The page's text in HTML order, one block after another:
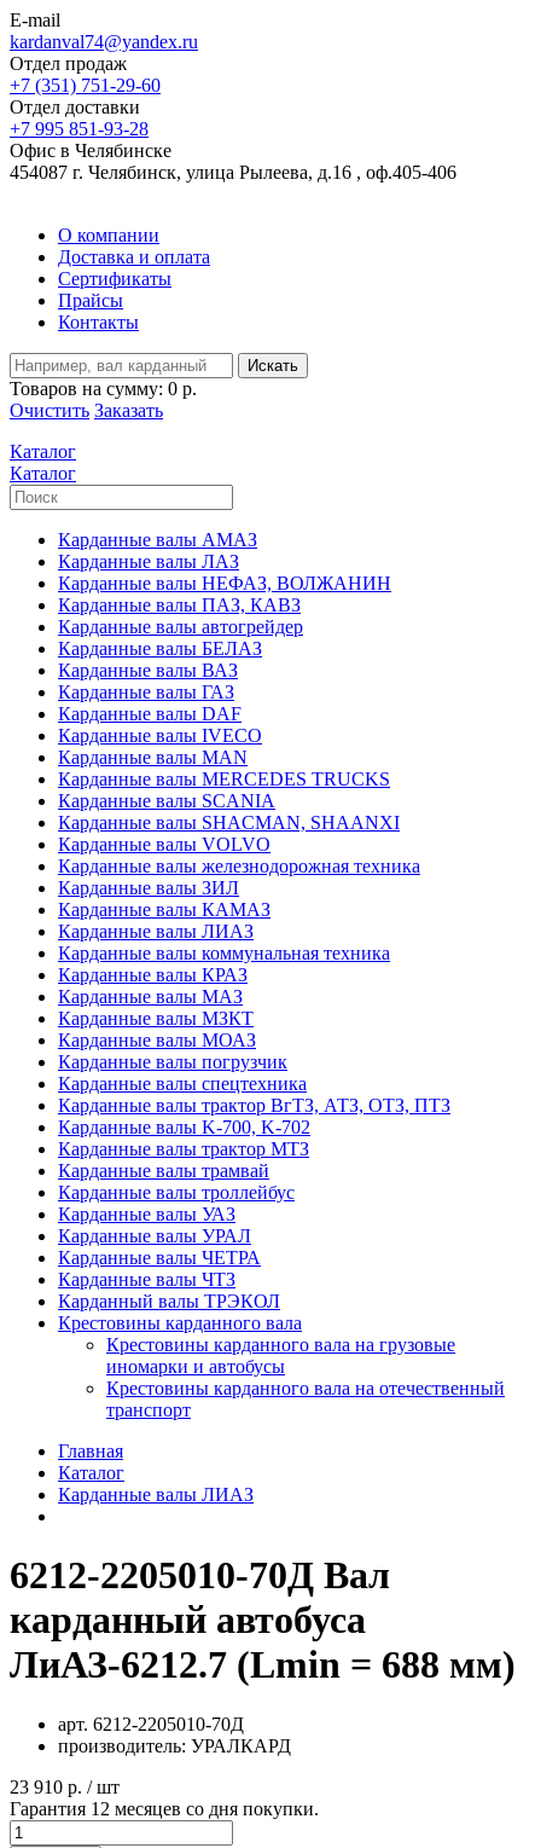
E-mail
kardanval74@yandex.ru
Отдел продаж
+7 (351) 751-29-60
Отдел доставки
+7 995 851-93-28
Офис в Челябинске
454087 г. Челябинск, улица Рылеева, д.16 , оф.405-406
О компании
Доставка и оплата
Сертификаты
Прайсы
Контакты
Искать
Товаров на сумму: 0 р.
Очистить Заказать
Каталог
Каталог
Карданные валы АМАЗ
Карданные валы ЛАЗ
Карданные валы НЕФАЗ, ВОЛЖАНИН
Карданные валы ПАЗ, КАВЗ
Карданные валы автогрейдер
Карданные валы БЕЛАЗ
Карданные валы ВАЗ
Карданные валы ГАЗ
Карданные валы DAF
Карданные валы IVECO
Карданные валы MAN
Карданные валы MERCEDES TRUCKS
Карданные валы SCANIA
Карданные валы SHACMAN, SHAANXI
Карданные валы VOLVO
Карданные валы железнодорожная техника
Карданные валы ЗИЛ
Карданные валы КАМАЗ
Карданные валы ЛИАЗ
Карданные валы коммунальная техника
Карданные валы КРАЗ
Карданные валы МАЗ
Карданные валы МЗКТ
Карданные валы МОАЗ
Карданные валы погрузчик
Карданные валы спецтехника
Карданные валы трактор ВгТЗ, АТЗ, ОТЗ, ПТЗ
Карданные валы K-700, K-702
Карданные валы трактор МТЗ
Карданные валы трамвай
Карданные валы троллейбус
Карданные валы УАЗ
Карданные валы УРАЛ
Карданные валы ЧЕТРА
Карданные валы ЧТЗ
Карданный валы ТРЭКОЛ
Крестовины карданного вала
Крестовины карданного вала на грузовые
иномарки и автобусы
Крестовины карданного вала на отечественный
транспорт
Главная
Каталог
Карданные валы ЛИАЗ
6212-2205010-70Д Вал
карданный автобуса
ЛиАЗ-6212.7 (Lmin = 688 мм)
арт. 6212-2205010-70Д
производитель: УРАЛКАРД
23 910 р. / шт
Гарантия 12 месяцев со дня покупки.